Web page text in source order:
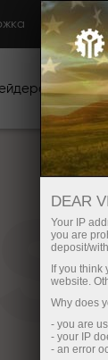
DEAR
Your IP
you are
deposit/
If you
website.
Why does
- you are
- your IP
- an error